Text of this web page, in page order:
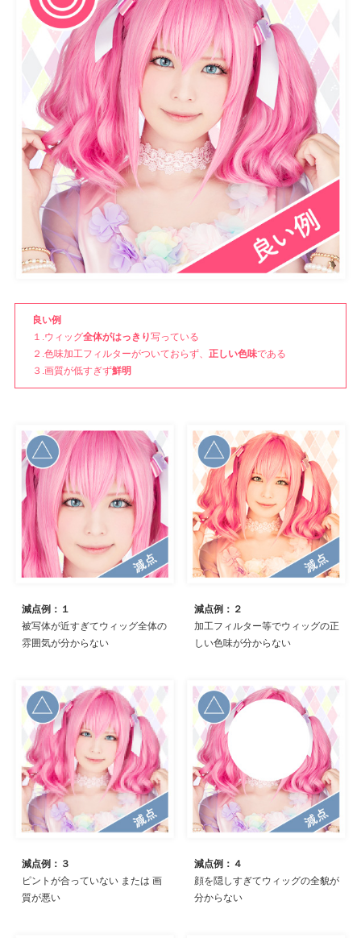
良い例
１.ウィッグ全体がはっきり写っている
２.色味加工フィルターがついておらず、 正しい色味である
３.画質が低すぎず鮮明
減点例：１
被写体が近すぎてウィッグ全体の
雰囲気が分からない
減点例：２
加工フィルター等でウィッグの正
しい色味が分からない
減点例：３
ピントが合っていない または 画
質が悪い
減点例：４
顔を隠しすぎてウィッグの全貌が
分からない